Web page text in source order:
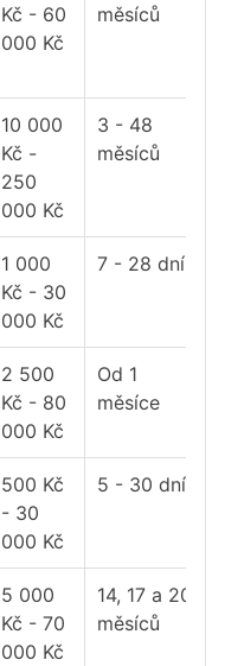
Kč - 60
000 Kč
měsíců
10 000
Kč -
250
000 Kč
3 - 48
měsíců
1 000
Kč - 30
000 Kč
7 - 28 dní
2 500
Kč - 80
000 Kč
Od 1
měsíce
500 Kč
- 30
000 Kč
5 - 30 dní
5 000
Kč - 70
000 Kč
14, 17 a 20
měsíců